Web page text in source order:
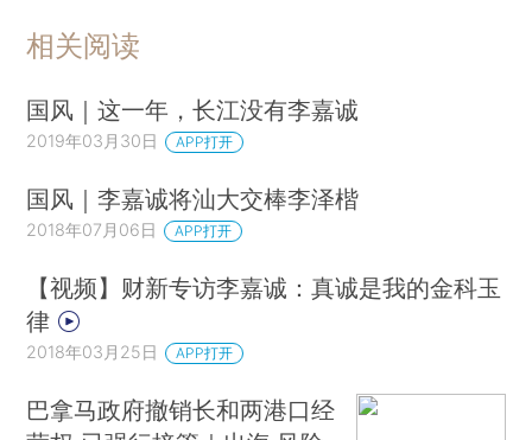
相关阅读
国风｜这一年，长江没有李嘉诚
2019年03月30日 APP打开
国风｜李嘉诚将汕大交棒李泽楷
2018年07月06日 APP打开
【视频】财新专访李嘉诚：真诚是我的金科玉
律
2018年03月25日 APP打开
巴拿马政府撤销长和两港口经